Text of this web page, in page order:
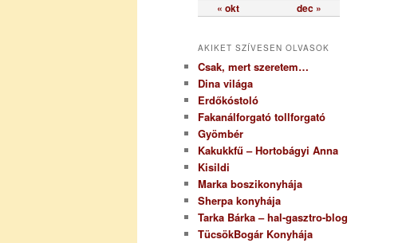
« okt dec »
AKIKET SZÍVESEN OLVASOK
Csak, mert szeretem…
Dina világa
Erdőkóstoló
Fakanálforgató tollforgató
Gyömbér
Kakukkfű – Hortobágyi Anna
Kisildi
Marka boszikonyhája
Sherpa konyhája
Tarka Bárka – hal-gasztro-blog
TücsökBogár Konyhája